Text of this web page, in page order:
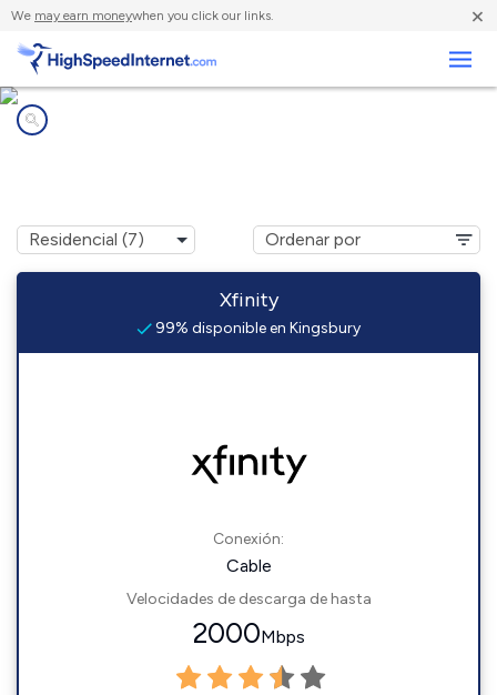
We may earn moneywhen you click our links. ×
Xfinity
99% disponible en Kingsbury
Conexión:
Cable
Velocidades de descarga de hasta
2000Mbps